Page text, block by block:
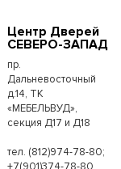
Центр Дверей
СЕВЕРО-ЗАПАД
пр.
Дальневосточный
д.14, ТК
«МЕБЕЛЬВУД»,
секция Д17 и Д18
тел. (812)974-78-80;
+7(901)374-78-80